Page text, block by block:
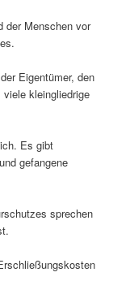
der Menschen vor
Eigentümer, den
kleingliedrige
Es gibt
gefangene
sprechen